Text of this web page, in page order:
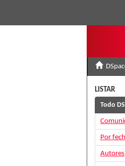
LISTAR
Todo
Por
Autores